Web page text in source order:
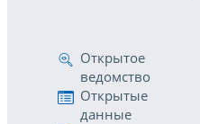
Открытое
ведомство
Открытые
данные